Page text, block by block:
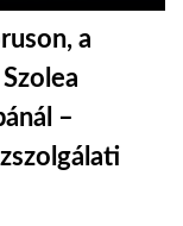
a
–